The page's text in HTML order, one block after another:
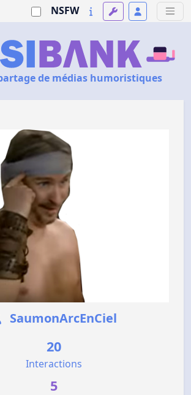
NSFW
de médias humoristiques
SaumonArcEnCiel
20
Interactions
5